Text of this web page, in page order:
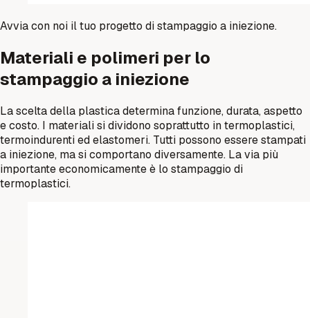
Avvia con noi il tuo progetto di stampaggio a iniezione.
Materiali e polimeri per lo
stampaggio a iniezione
La scelta della plastica determina funzione, durata, aspetto
e costo. I materiali si dividono soprattutto in termoplastici,
termoindurenti ed elastomeri. Tutti possono essere stampati
a iniezione, ma si comportano diversamente. La via più
importante economicamente è lo stampaggio di
termoplastici.